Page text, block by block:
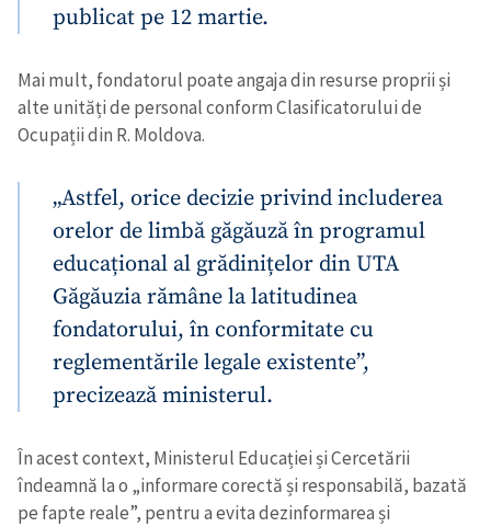
publicat pe 12 martie.
Mai mult, fondatorul poate angaja din resurse proprii și
alte unități de personal conform Clasificatorului de
Ocupații din R. Moldova.
„Astfel, orice decizie privind includerea
orelor de limbă găgăuză în programul
educațional al grădinițelor din UTA
Găgăuzia rămâne la latitudinea
fondatorului, în conformitate cu
reglementările legale existente”,
precizează ministerul.
În acest context, Ministerul Educației și Cercetării
îndeamnă la o „informare corectă și responsabilă, bazată
pe fapte reale”, pentru a evita dezinformarea și